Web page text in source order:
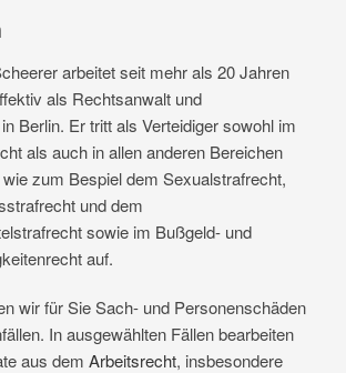
arbeitet seit mehr als 20 Jahren
als Rechtsanwalt und
Berlin. Er tritt als Verteidiger sowohl im
als auch in allen anderen Bereichen
wie zum Bespiel dem Sexualstrafrecht,
und dem
sowie im Bußgeld- und
auf.
wir für Sie Sach- und Personenschäden
In ausgewählten Fällen bearbeiten
aus dem Arbeitsrecht, insbesondere